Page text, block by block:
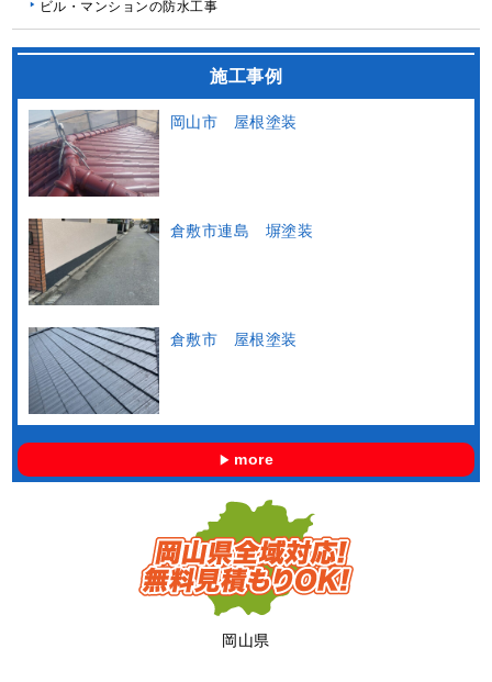
ビル・マンションの防水工事
施工事例
岡山市 屋根塗装
倉敷市連島 塀塗装
倉敷市 屋根塗装
more
岡山県